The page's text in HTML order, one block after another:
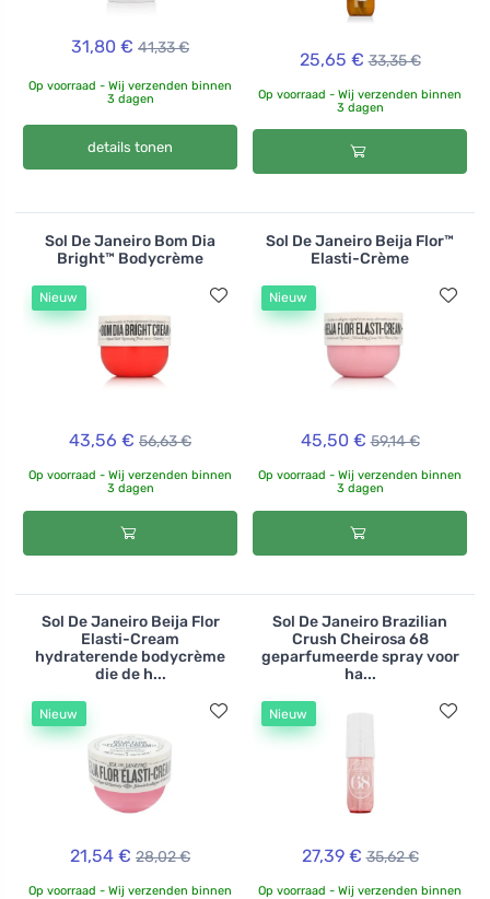
31,80 € 41,33 €
Op voorraad - Wij verzenden binnen
3 dagen
details tonen
25,65 € 33,35 €
Op voorraad - Wij verzenden binnen
3 dagen
Sol De Janeiro Bom Dia
Bright™ Bodycrème
Nieuw
43,56 € 56,63 €
Op voorraad - Wij verzenden binnen
3 dagen
Sol De Janeiro Beija Flor™
Elasti-Crème
Nieuw
45,50 € 59,14 €
Op voorraad - Wij verzenden binnen
3 dagen
Sol De Janeiro Beija Flor
Elasti-Cream
hydraterende bodycrème
die de h...
Nieuw
21,54 € 28,02 €
Op voorraad - Wij verzenden binnen
Sol De Janeiro Brazilian
Crush Cheirosa 68
geparfumeerde spray voor
ha...
Nieuw
27,39 € 35,62 €
Op voorraad - Wij verzenden binnen